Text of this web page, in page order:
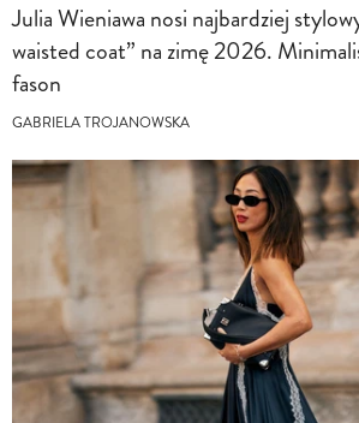
Julia Wieniawa nosi najbardziej
waisted coat” na zimę 2026.
fason
GABRIELA TROJANOWSKA